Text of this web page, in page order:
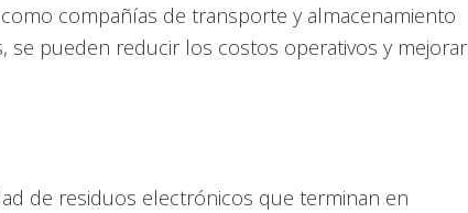
compañías de transporte y almacenamiento
se pueden reducir los costos operativos y mejorar
de residuos electrónicos que terminan en